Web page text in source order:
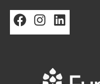
FacebookInstagram